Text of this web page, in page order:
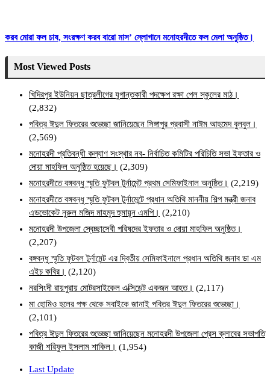
করব মোরা ফল চাষ, সংরক্ষণ করব বারো মাস’ স্লোগানে মনোহরদীতে ফল মেলা অনুষ্ঠিত।
Most Viewed Posts
খিদিরপুর ইউনিয়ন ছাত্রলীগের যুগান্তকারী পদক্ষেপ রক্ষা পেল স্কুলের মাঠ।
(2,832)
পবিত্র ঈদুল ফিতরের শুভেচ্ছা জানিয়েছেন সিঙ্গাপুর প্রবাসী নাঈম আহমেদ বুলবুল।
(2,569)
মনোহরদী প্রতিবন্ধী কল্যাণ সংস্থার নব- নির্বাচিত কমিটির পরিচিতি সভা ইফতার ও
দোয়া মাহফিল অনুষ্ঠিত হয়েছে। (2,309)
মনোহরদীতে বঙ্গবন্ধু স্মৃতি ফুটবল টুর্নামেন্ট প্রথম সেমিফাইনাল অনুষ্ঠিত। (2,219)
মনোহরদীতে বঙ্গবন্ধু স্মৃতি ফুটবল টুর্নামেন্টে প্রধান অতিথি মাননীয় শিল্প মন্ত্রী জনাব
এডভোকেট নুরুল মজিদ মাহমুদ হুমায়ূন এমপি। (2,210)
মনোহরদী উপজেলা স্বেচ্ছাসেবী পরিষদের ইফতার ও দোয়া মাহফিল অনুষ্ঠিত।
(2,207)
বঙ্গবন্ধু স্মৃতি ফুটবল টুর্নামেন্ট এর দ্বিতীয় সেমিফাইনালে প্রধান অতিথি জনাব ডা এম
এইচ কবির। (2,120)
নরসিংদী রায়পুরায় মোটরসাইকেল এক্সিডেন্ট একজন আহত। (2,117)
মা হোমিও হলের পক্ষ থেকে সবাইকে জানাই পবিত্র ঈদুল ফিতরের শুভেচ্ছা।
(2,101)
পবিত্র ঈদুল ফিতরের শুভেচ্ছা জানিয়েছেন মনোহরদী উপজেলা প্রেস ক্লাবের সভাপতি
কাজী শরিফুল ইসলাম শাকিল। (1,954)
Last Update